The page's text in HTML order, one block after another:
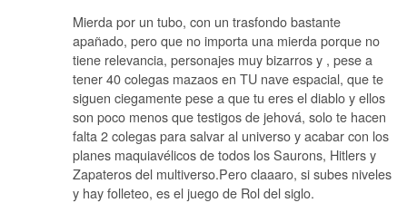
Mierda por un tubo, con un trasfondo bastante
apañado, pero que no importa una mierda porque no
tiene relevancia, personajes muy bizarros y , pese a
tener 40 colegas mazaos en TU nave espacial, que te
siguen ciegamente pese a que tu eres el diablo y ellos
son poco menos que testigos de jehová, solo te hacen
falta 2 colegas para salvar al universo y acabar con los
planes maquiavélicos de todos los Saurons, Hitlers y
Zapateros del multiverso.Pero claaaro, si subes niveles
y hay folleteo, es el juego de Rol del siglo.